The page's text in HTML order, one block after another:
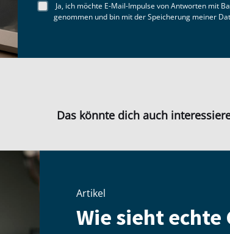
Ja, ich möchte E-Mail-Impulse von Antworten mit
genommen und bin mit der Speicherung meiner
Das könnte dich auch
Artikel
Wie sieht